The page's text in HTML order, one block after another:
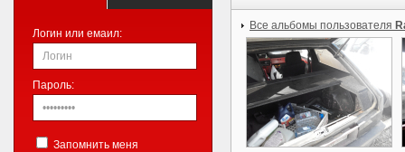
Все альбомы пользователя
Логин или емаил:
Пароль:
Запомнить меня